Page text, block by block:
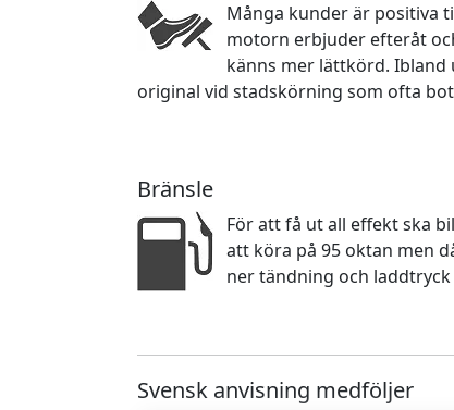
Många kunder är positiva
motorn erbjuder efteråt
känns mer lättkörd.
original vid stadskörning som ofta
Bränsle
För att få ut all effekt ska
att köra på 95 oktan men
ner tändning och
Svensk anvisning medföljer